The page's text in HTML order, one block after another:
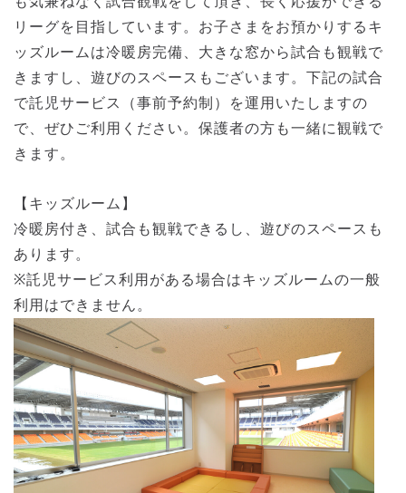
リーグを目指しています。お子さまをお預かりするキ
ッズルームは冷暖房完備、大きな窓から試合も観戦で
きますし、遊びのスペースもございます。下記の試合
で託児サービス（事前予約制）を運用いたしますの
で、ぜひご利用ください。保護者の方も一緒に観戦で
きます。
【キッズルーム】
冷暖房付き、試合も観戦できるし、遊びのスペースも
あります。
※託児サービス利用がある場合はキッズルームの一般
利用はできません。